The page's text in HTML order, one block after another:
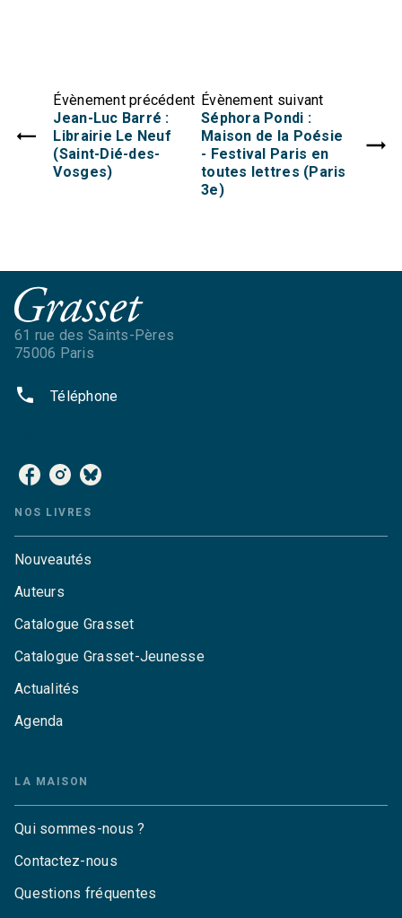
Évènement précédent
Jean-Luc Barré :
Librairie Le Neuf
(Saint-Dié-des-
Vosges)
Évènement suivant
Séphora Pondi :
Maison de la Poésie
- Festival Paris en
toutes lettres (Paris
3e)
61 rue des Saints-Pères
75006 Paris
phone Téléphone
NOS LIVRES
Nouveautés
Auteurs
Catalogue Grasset
Catalogue Grasset-Jeunesse
Actualités
Agenda
LA MAISON
Qui sommes-nous ?
Contactez-nous
Questions fréquentes